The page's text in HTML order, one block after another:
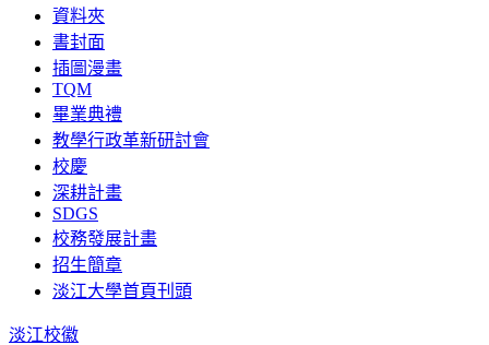
資料夾
書封面
插圖漫畫
TQM
畢業典禮
教學行政革新研討會
校慶
深耕計畫
SDGS
校務發展計畫
招生簡章
淡江大學首頁刊頭
淡江校徽